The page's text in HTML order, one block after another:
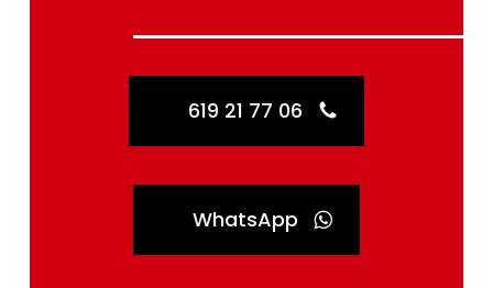
619 21 77 06
WhatsApp